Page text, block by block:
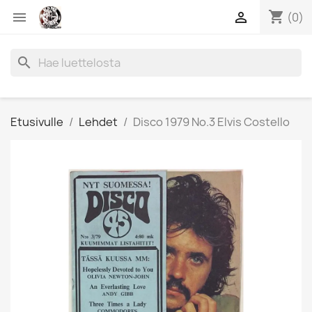
 shopping_cart (0)

search
Etusivulle Lehdet Disco 1979 No.3 Elvis Costello